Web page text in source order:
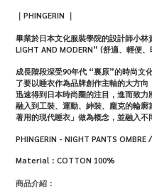
｜ PHINGERIN ｜
畢業於日本文化服裝學院的設計師小林
LIGHT AND MODERN” (舒適、輕便、
成長階段深受90年代 “裏原”的時尚文
了要以睡衣作為品牌創作主軸的大方
迅速得到日本時尚圈的注目，進而致
融入到工裝、運動、紳裝、龐克的輪廓
著用的現代睡衣」做為概念，並融入不
PHINGERIN - NIGHT PANTS OMBRE
Material： COTTON 100%
商品介紹：